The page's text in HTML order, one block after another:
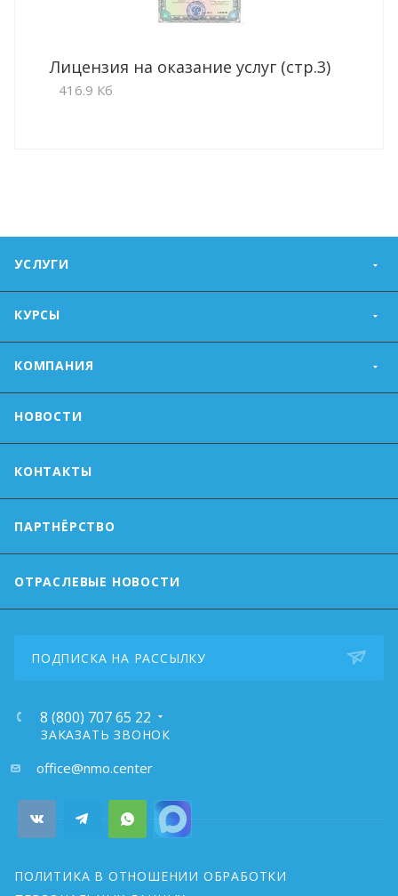
Лицензия на оказание услуг (стр.3)
416.9 Кб
УСЛУГИ
КУРСЫ
КОМПАНИЯ
НОВОСТИ
КОНТАКТЫ
ПАРТНЁРСТВО
ОТРАСЛЕВЫЕ НОВОСТИ
ПОДПИСКА НА РАССЫЛКУ
8 (800) 707 65 22
ЗАКАЗАТЬ ЗВОНОК
почта:office@nmo.center
ПОЛИТИКА В ОТНОШЕНИИ ОБРАБОТКИ